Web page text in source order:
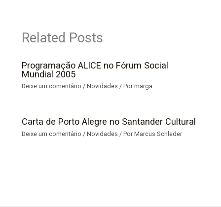
Related Posts
Programação ALICE no Fórum Social
Mundial 2005
Deixe um comentário /Novidades / Pormarga
Carta de Porto Alegre no Santander Cultural
Deixe um comentário /Novidades / PorMarcus Schleder